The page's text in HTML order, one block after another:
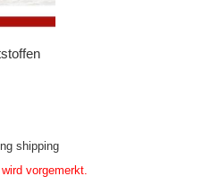
shipping
vorgemerkt.